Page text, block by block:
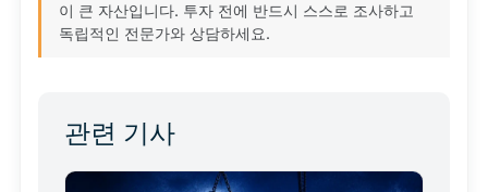
이 큰 자산입니다. 투자 전에 반드시 스스로 조사하고
독립적인 전문가와 상담하세요.
관련 기사